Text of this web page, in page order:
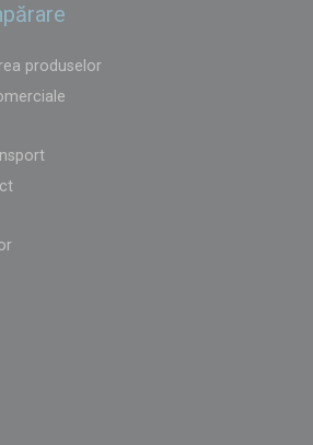
produselor